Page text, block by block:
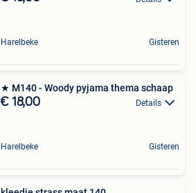
Harelbeke Gisteren
★ M140 - Woody pyjama thema schaap
€ 18,00 Details
Harelbeke Gisteren